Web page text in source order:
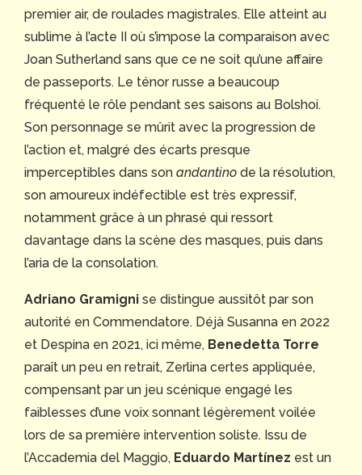
premier air, de roulades magistrales. Elle atteint au
sublime à l’acte II où s’impose la comparaison avec
Joan Sutherland sans que ce ne soit qu’une affaire
de passeports. Le ténor russe a beaucoup
fréquenté le rôle pendant ses saisons au Bolshoi.
Son personnage se mûrit avec la progression de
l’action et, malgré des écarts presque
imperceptibles dans son andantino de la résolution,
son amoureux indéfectible est très expressif,
notamment grâce à un phrasé qui ressort
davantage dans la scène des masques, puis dans
l’aria de la consolation.
Adriano Gramigni se distingue aussitôt par son
autorité en Commendatore. Déjà Susanna en 2022
et Despina en 2021, ici même, Benedetta Torre
paraît un peu en retrait, Zerlina certes appliquée,
compensant par un jeu scénique engagé les
faiblesses d’une voix sonnant légèrement voilée
lors de sa première intervention soliste. Issu de
l’Accademia del Maggio, Eduardo Martínez est un